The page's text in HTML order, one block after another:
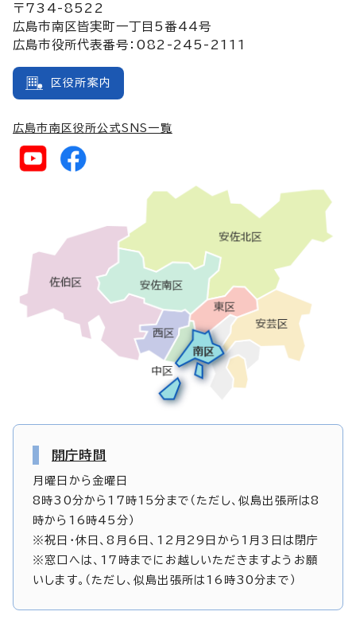
〒734-8522
広島市南区皆実町一丁目5番44号
広島市役所代表番号：082-245-2111
区役所案内
広島市南区役所公式SNS一覧
開庁時間
月曜日から金曜日
8時30分から17時15分まで（ただし、似島出張所は8
時から16時45分）
※祝日・休日、8月6日、12月29日から1月3日は閉庁
※窓口へは、17時までにお越しいただきますようお願
いします。（ただし、似島出張所は16時30分まで）